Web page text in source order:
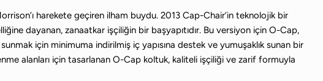
harekete geçiren ilham buydu. 2013 Cap-Chair’in teknolojik bir
dayanan, zanaatkar işçiliğin bir başyapıtıdır. Bu versiyon için O-Cap,
için minimuma indirilmiş iç yapısına destek ve yumuşaklık sunan bir
alanları için tasarlanan O-Cap koltuk, kaliteli işçiliği ve zarif formuyla